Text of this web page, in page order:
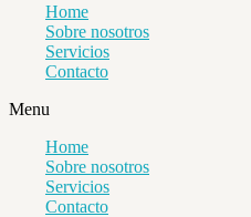
Home
Sobre nosotros
Servicios
Contacto
Menu
Home
Sobre nosotros
Servicios
Contacto